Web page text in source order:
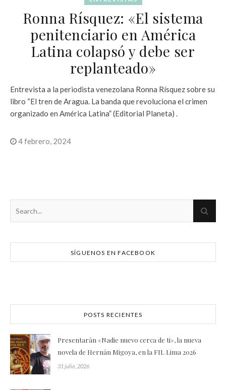
Ronna Rísquez: «El sistema
penitenciario en América
Latina colapsó y debe ser
replanteado»
Entrevista a la periodista venezolana Ronna Rísquez sobre su
libro “El tren de Aragua. La banda que revoluciona el crimen
organizado en América Latina” (Editorial Planeta) .
4 febrero, 2024
SÍGUENOS EN FACEBOOK
POSTS RECIENTES
Presentarán «Nadie nuevo cerca de ti», la nueva
novela de Hernán Migoya, en la FIL Lima 2026
31 julio, 2026